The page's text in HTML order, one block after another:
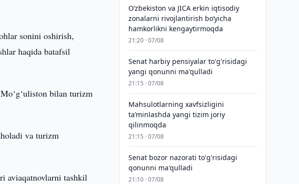
sonini oshirish,
haqida batafsil
bilan turizm
va turizm
aviaqatnovlarni tashkil
Oʻzbekiston va JICA erkin iqtisodiy
zonalarni rivojlantirish boʻyicha
hamkorlikni kengaytirmoqda
21:20 · 07/08
Senat harbiy pensiyalar to'g'risidagi
yangi qonunni ma'qulladi
21:15 · 07/08
Mahsulotlarning xavfsizligini
taʼminlashda yangi tizim joriy
qilinmoqda
21:15 · 07/08
Senat bozor nazorati to'g'risidagi
qonunni ma'qulladi
21:10 · 07/08